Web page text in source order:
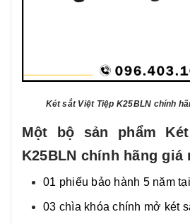
Két sắt Việt Tiệp K25BLN chính
Một bộ sản phẩm
K25BLN chính hãng giá
01 phiếu bảo hành 5 năm
03 chìa khóa chính mở két